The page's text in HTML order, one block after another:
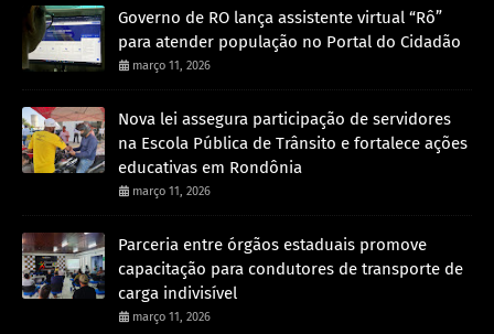
Governo de RO lança assistente virtual “Rô”
para atender população no Portal do Cidadão
março 11, 2026
Nova lei assegura participação de servidores
na Escola Pública de Trânsito e fortalece ações
educativas em Rondônia
março 11, 2026
Parceria entre órgãos estaduais promove
capacitação para condutores de transporte de
carga indivisível
março 11, 2026